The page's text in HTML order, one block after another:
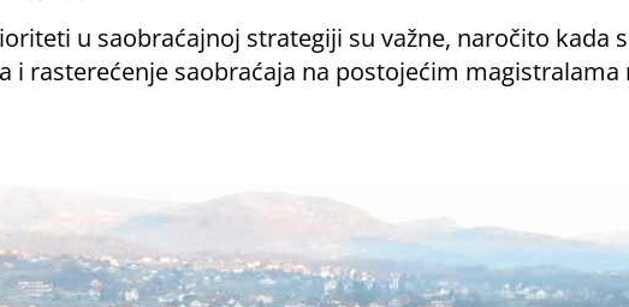
u saobraćajnoj strategiji su važne, naročito kada
i rasterećenje saobraćaja na postojećim